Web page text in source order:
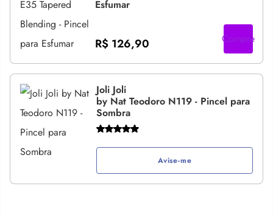
Esfumar
R$ 126,90 Compre
Joli Joli
by Nat Teodoro N119 - Pincel para
Sombra
Avise-me